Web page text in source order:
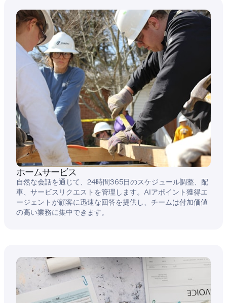
ホームサービス
自然な会話を通じて、24時間365日のスケジュール調整、配
車、サービスリクエストを管理します。AIアポイント獲得エ
ージェントが顧客に迅速な回答を提供し、チームは付加価値
の高い業務に集中できます。